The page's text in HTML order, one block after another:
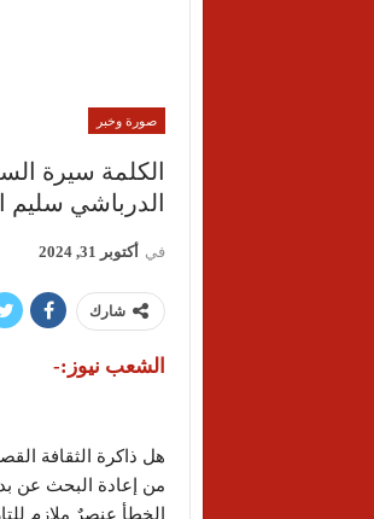
صورة وخبر
الكلمة سيرة
الدرباشي سليم
في أكتوبر 31, 2024
شارك
الشعب نيوز:-
هل ذاكرة الثقافة
من إعادة البحث عن
الخطأ عنصرٌ ملازم